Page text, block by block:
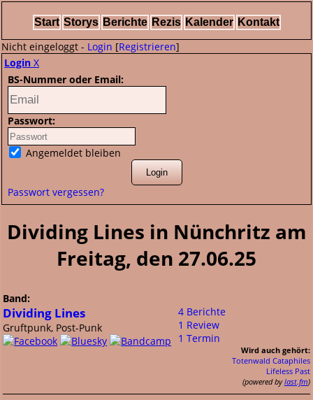
Start Storys Berichte Rezis Kalender Kontakt
Nicht eingeloggt - Login [Registrieren]
Login X
BS-Nummer oder Email:
Passwort:
Angemeldet bleiben
Passwort vergessen?
Dividing Lines in Nünchritz am
Freitag, den 27.06.25
Band:
Dividing Lines
Gruftpunk, Post-Punk
4 Berichte
1 Review
1 Termin
Wird auch gehört:
Totenwald Cataphiles
Lifeless Past
(powered bylast.fm)